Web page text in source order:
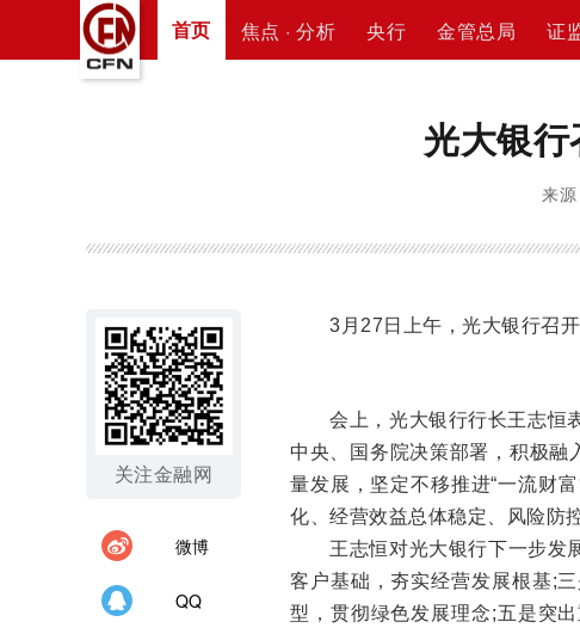
首页 焦点 · 分析 央行 金管总局 证
光大银
来
关注金融网
微博
QQ
3月27日上午，光大银行召开
会上，光大银行行长王志恒表
中央、国务院决策部署，积极融
量发展，坚定不移推进“一流财
化、经营效益总体稳定、风险防
王志恒对光大银行下一步发展
客户基础，夯实经营发展根基;
型，贯彻绿色发展理念;五是突